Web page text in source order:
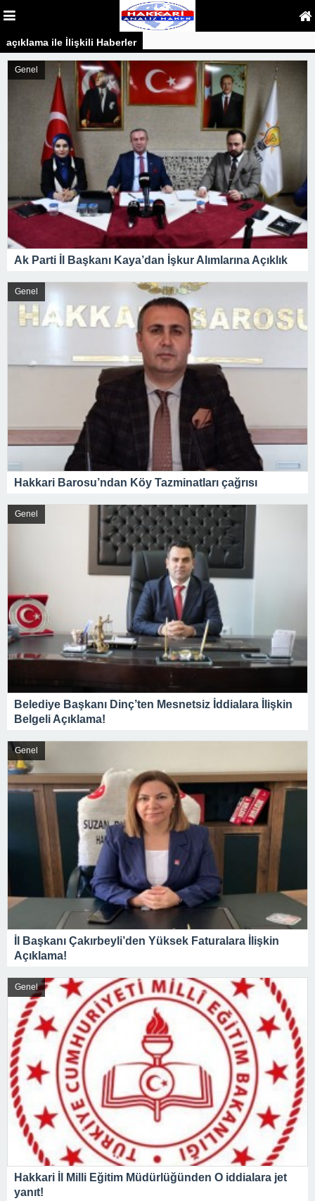
açıklama ile İlişkili Haberler
Genel
Ak Parti İl Başkanı Kaya’dan İşkur Alımlarına Açıklık
Genel
Hakkari Barosu’ndan Köy Tazminatları çağrısı
Genel
Belediye Başkanı Dinç’ten Mesnetsiz İddialara İlişkin
Belgeli Açıklama!
Genel
İl Başkanı Çakırbeyli’den Yüksek Faturalara İlişkin
Açıklama!
Genel
Hakkari İl Milli Eğitim Müdürlüğünden O iddialara jet
yanıt!